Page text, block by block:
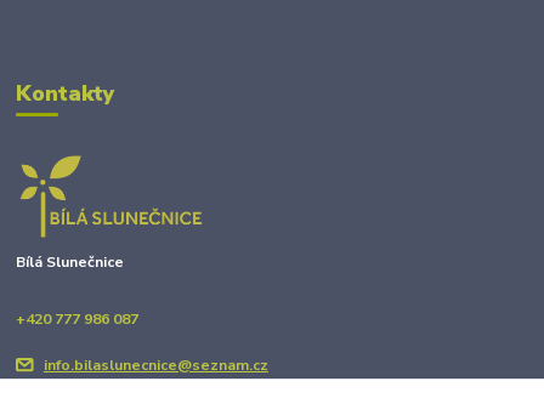
Kontakty
Bílá Slunečnice
+420 777 986 087
info.bilaslunecnice@seznam.cz